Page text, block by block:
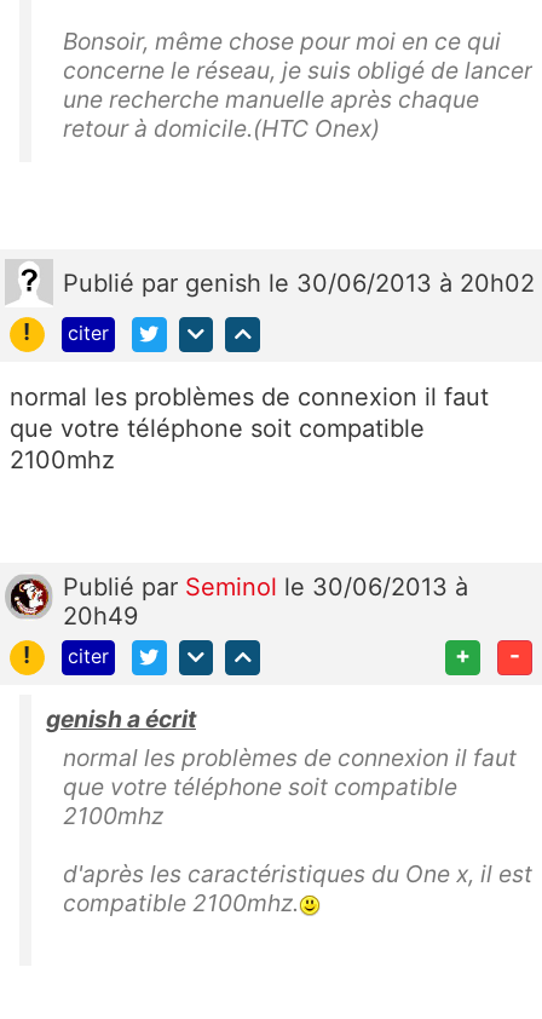
Bonsoir, même chose pour moi en ce qui
concerne le réseau, je suis obligé de lancer
une recherche manuelle après chaque
retour à domicile.(HTC Onex)
Publié par genish le 30/06/2013 à 20h02
!
citer
normal les problèmes de connexion il faut
que votre téléphone soit compatible
2100mhz
Publié par Seminol le 30/06/2013 à
20h49
!
citer + -
genish a écrit
normal les problèmes de connexion il faut
que votre téléphone soit compatible
2100mhz
d'après les caractéristiques du One x, il est
compatible 2100mhz.